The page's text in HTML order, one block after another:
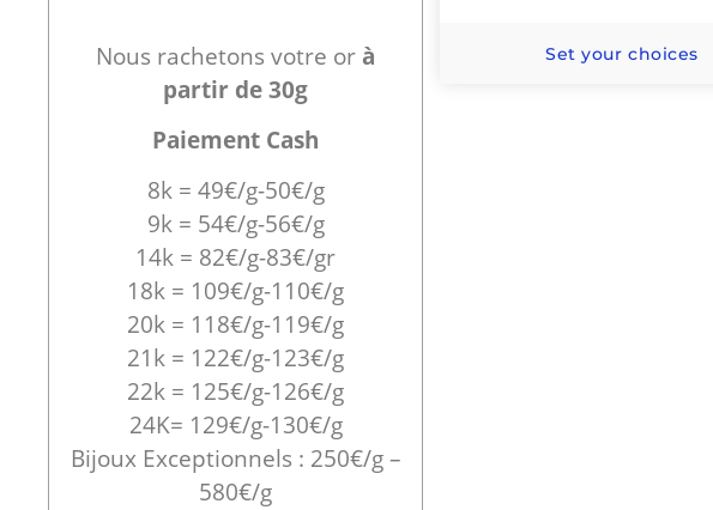
Nous rachetons votre orà
partir de 30g
Paiement Cash
8k = 49€/g-50€/g
9k = 54€/g-56€/g
14k = 82€/g-83€/gr
18k = 109€/g-110€/g
20k = 118€/g-119€/g
21k = 122€/g-123€/g
22k = 125€/g-126€/g
24K= 129€/g-130€/g
Bijoux Exceptionnels : 250€/g –
580€/g
Set your choices